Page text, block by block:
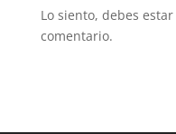
Lo siento, debes estar
comentario.